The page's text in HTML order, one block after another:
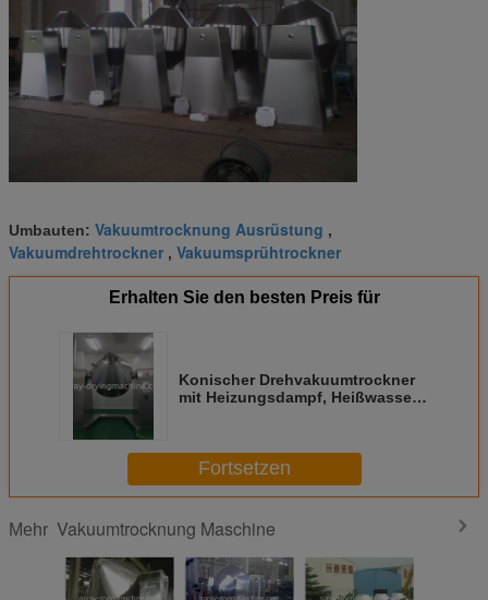
Umbauten: Vakuumtrocknung Ausrüstung ,
Vakuumdrehtrockner , Vakuumsprühtrockner
Erhalten Sie den besten Preis für
Konischer Drehvakuumtrockner
mit Heizungsdampf, Heißwasser,
Fortsetzen
Mehr Vakuumtrocknung Maschine